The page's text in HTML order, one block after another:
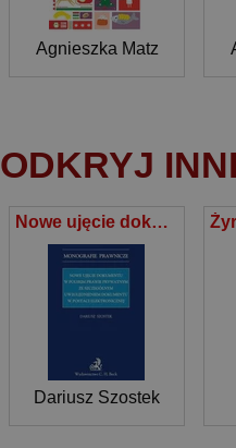
Agnieszka Matz
ODKRYJ
Nowe ujęcie dokumentu w polskim prawie prywatnym ze szczególnym uwzględnieniem dokumentu w postaci elektronicznej
Dariusz Szostek